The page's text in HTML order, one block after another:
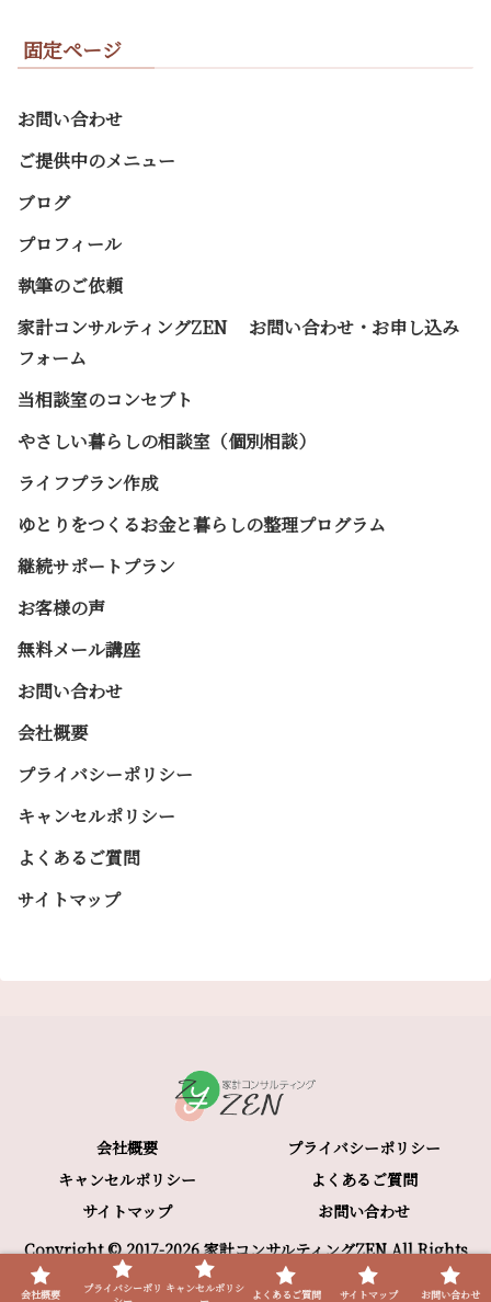
固定ページ
お問い合わせ
ご提供中のメニュー
ブログ
プロフィール
執筆のご依頼
家計コンサルティングZEN お問い合わせ・お申し込み
フォーム
当相談室のコンセプト
やさしい暮らしの相談室（個別相談）
ライフプラン作成
ゆとりをつくるお金と暮らしの整理プログラム
継続サポートプラン
お客様の声
無料メール講座
お問い合わせ
会社概要
プライバシーポリシー
キャンセルポリシー
よくあるご質問
サイトマップ
会社概要
プライバシーポリシー
キャンセルポリシー
よくあるご質問
サイトマップ
お問い合わせ
Copyright © 2017-2026 家計コンサルティングZEN All Rights
Reserved.
会社概要
プライバシーポリ キャンセルポリシ
よくあるご質問 サイトマップ お問い合わせ